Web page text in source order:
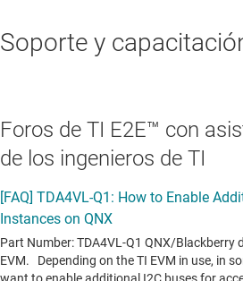
Soporte y
Foros de TI E2E™ con
de los ingenieros de TI